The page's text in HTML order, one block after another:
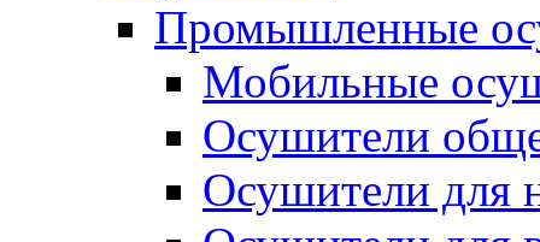
Промышленные
Мобильные
Осушители
Осушители для